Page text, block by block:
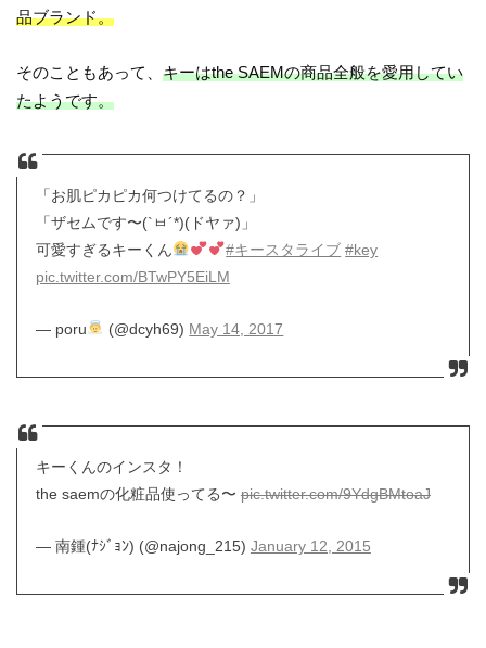
品ブランド。
そのこともあって、キーはthe SAEMの商品全般を愛用してい
たようです。
「お肌ピカピカ何つけてるの？」
「ザセムです〜(`ㅂ´*)(ドヤァ)」
可愛すぎるキーくん
#キースタライブ #key
pic.twitter.com/BTwPY5EiLM
— poru (@dcyh69) May 14, 2017
キーくんのインスタ！
the saemの化粧品使ってる〜 pic.twitter.com/9YdgBMtoaJ
— 南鍾(ﾅｼﾞｮﾝ) (@najong_215) January 12, 2015